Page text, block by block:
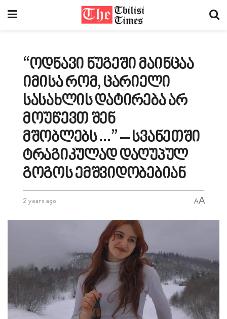
“ოდნავი ნუგეში მაინცაა
იმისა რომ, ცარიელი
სასახლის დატირება არ
მოუწევთ შენ
მშობლებს…” – სვანეთში
ტრაგიკულად დაღუპულ
გოგოს ემშვიდობებიან
2 years ago AA